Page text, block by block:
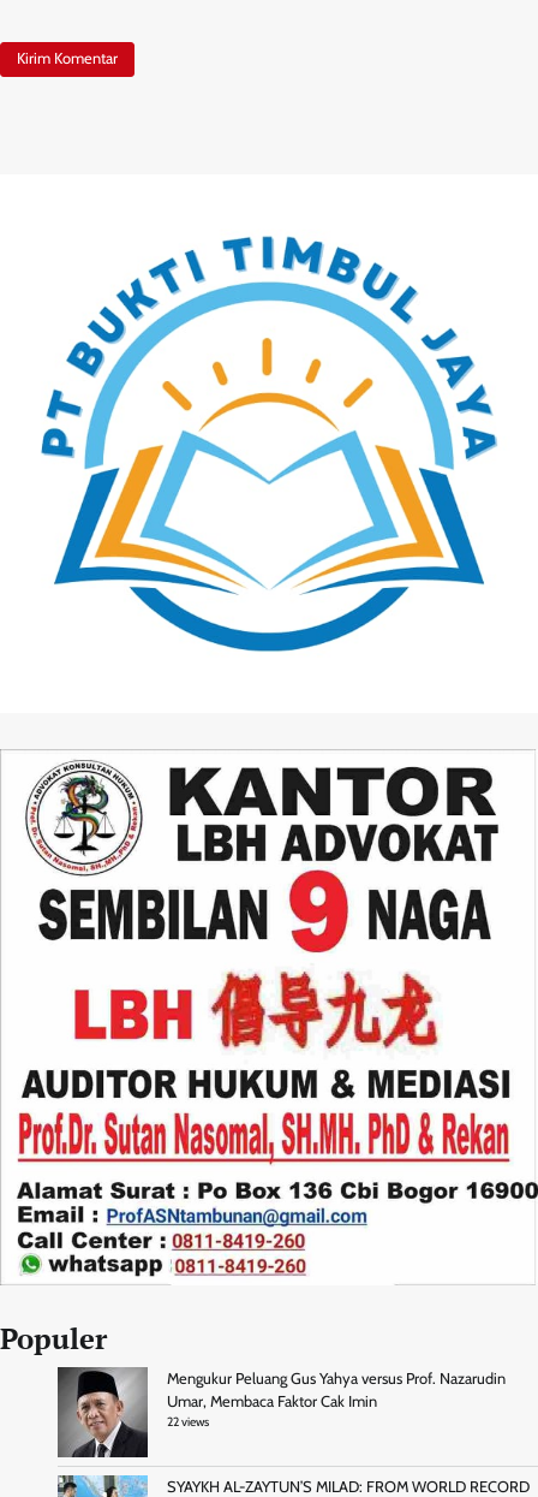
Populer
Mengukur Peluang Gus Yahya versus Prof. Nazarudin
Umar, Membaca Faktor Cak Imin
22 views
SYAYKH AL-ZAYTUN’S MILAD: FROM WORLD RECORD